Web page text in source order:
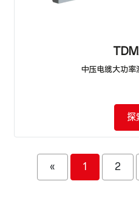
中压电缆大功
探
« 1 2